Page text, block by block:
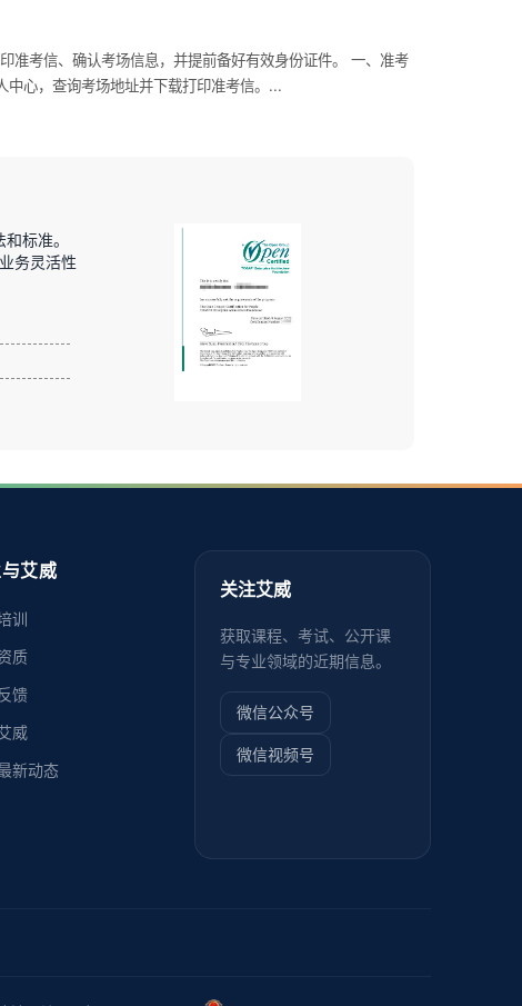
考信、确认考场信息，并提前备好有效身份证件。 一、准考
心，查询考场地址并下载打印准考信。...
标准。
务灵活性
艾威
训
质
馈
威
新动态
关注艾威
获取课程、考试、公开课
与专业领域的近期信息。
微信公众号
微信视频号